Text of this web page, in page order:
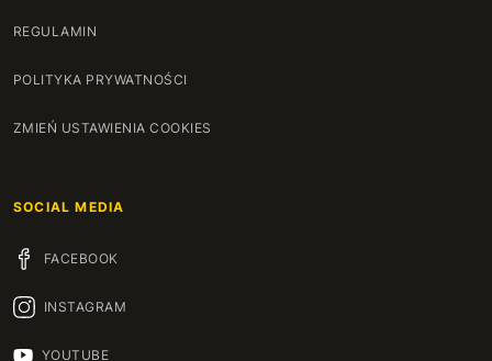
REGULAMIN
POLITYKA PRYWATNOŚCI
ZMIEŃ USTAWIENIA COOKIES
SOCIAL MEDIA
FACEBOOK
INSTAGRAM
YOUTUBE